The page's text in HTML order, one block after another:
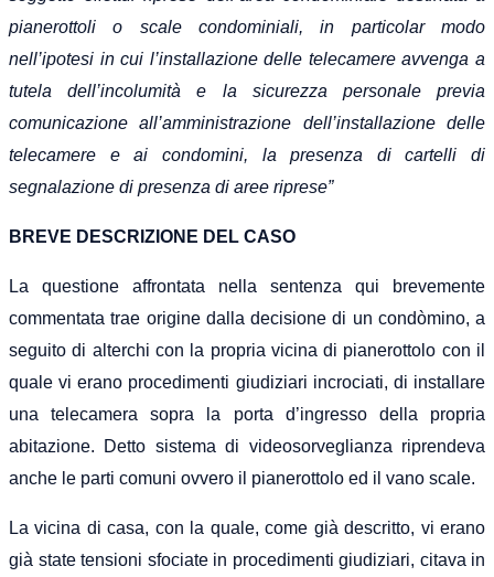
pianerottoli o scale condominiali, in particolar modo
nell’ipotesi in cui l’installazione delle telecamereavvenga a
tutela dell’incolumità e la sicurezza personale previa
comunicazione all’amministrazione dell’installazione delle
telecamere e ai condomini, la presenza di cartelli di
segnalazione di presenza di aree riprese”
BREVE DESCRIZIONE DEL CASO
La questione affrontata nella sentenza qui brevemente
commentata trae origine dalla decisione di un condòmino, a
seguito di alterchi con la propria vicina di pianerottolo con il
quale vi erano procedimenti giudiziari incrociati, di installare
una telecamera sopra la porta d’ingresso della propria
abitazione. Detto sistema di videosorveglianza riprendeva
anche le parti comuni ovvero il pianerottolo ed il vano scale.
La vicina di casa, con la quale, come già descritto, vi erano
già state tensioni sfociate in procedimenti giudiziari, citava in